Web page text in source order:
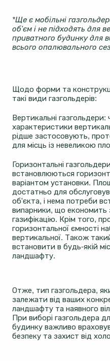
*Ще є мобільні
об'єм і не підходять для
приватного будинку для
всього опалювального
Щодо форми та
такі види газгольдерів:
Вертикальні газгольдери:
характеристики
рідше застосовують,
для місць із невеликою
Горизонтальні
встановлюються
варіантом установки.
достатньо для
об'єкта, і нема потреби
випарники, що економить
газифікацію. Крім того,
горизонтальної ємності
вертикальної. Також
встановити в будь-якій
ландшафту.
Отже, тип газгольдера,
залежати від ваших
ландшафту та наявного
При виборі газгольдера
будинку важливо
безпеку та захист від